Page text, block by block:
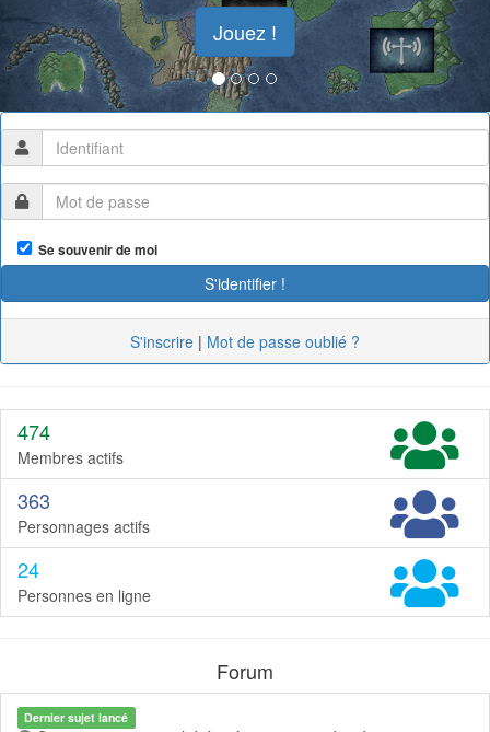
Jouez !
Se souvenir de moi
S'inscrire | Mot de passe oublié ?
474
Membres actifs
363
Personnages actifs
24
Personnes en ligne
Forum
Dernier sujet lancé